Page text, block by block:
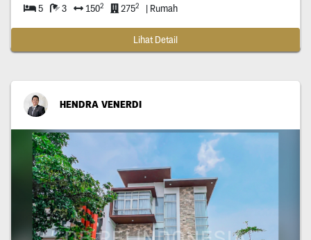
5 3 1502 2752 | Rumah
Lihat Detail
HENDRA VENERDI